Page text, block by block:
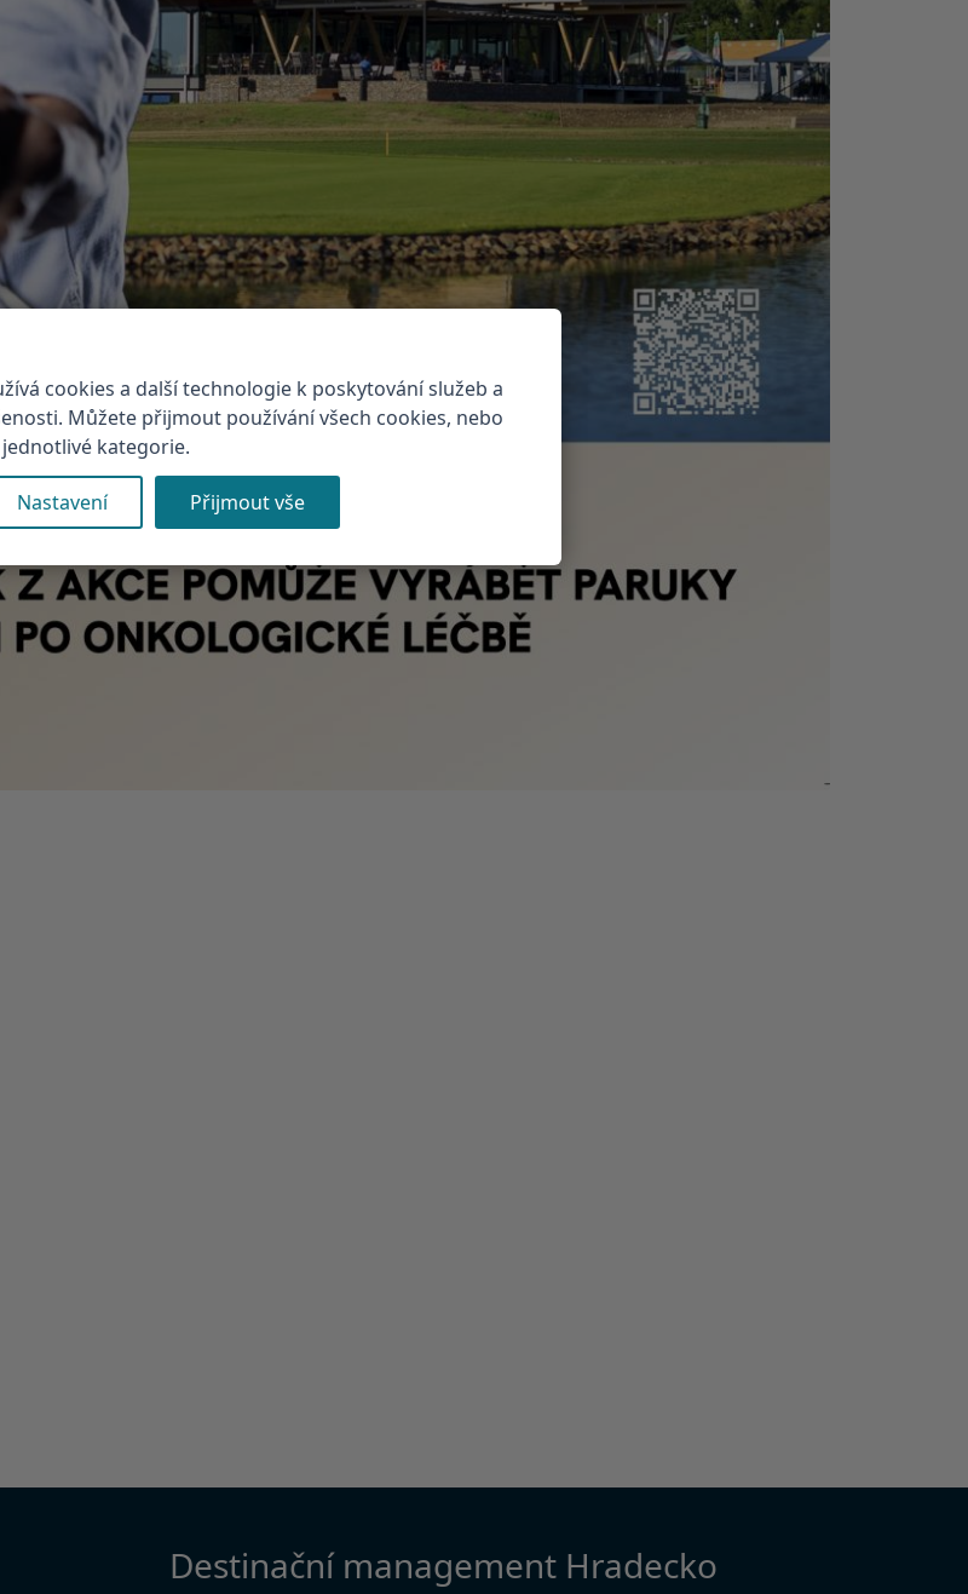
Destinační management Hradecko
cookies a další technologie k poskytování služeb a
Můžete přijmout používání všech cookies, nebo
kategorie.
Nastavení Přijmout vše